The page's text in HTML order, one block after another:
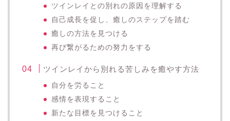
ツインレイとの別れの原因を理解する
自己成長を促し、癒しのステップを踏む
癒しの方法を見つける
再び繋がるための努力をする
ツインレイから別れる苦しみを癒やす方法
自分を労ること
感情を表現すること
新たな目標を見つけること